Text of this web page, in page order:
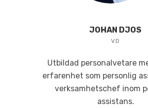
JOHAN DJOS
VD
Utbildad personalvetare
erfarenhet som personlig
verksamhetschef inom
assistans.